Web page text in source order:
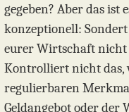
gegeben? Aber das ist
konzeptionell:
eurer Wirtschaft nicht
Kontrolliert nicht das,
regulierbaren
Geldangebot oder der